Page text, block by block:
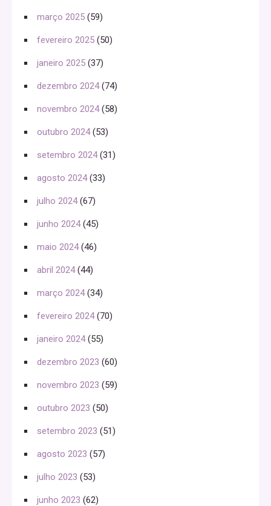
março 2025 (59)
fevereiro 2025 (50)
janeiro 2025 (37)
dezembro 2024(74)
novembro 2024(58)
outubro 2024(53)
setembro 2024(31)
agosto 2024(33)
julho 2024(67)
junho 2024(45)
maio 2024(46)
abril 2024(44)
março 2024(34)
fevereiro 2024(70)
janeiro 2024(55)
dezembro 2023 (60)
novembro 2023 (59)
outubro 2023 (50)
setembro 2023 (51)
agosto 2023 (57)
julho 2023 (53)
junho 2023 (62)